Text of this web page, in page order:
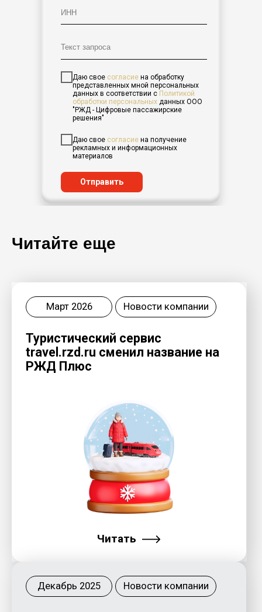
Даю свое согласие на обработку
представленных мной персональных
данных в соответствии с Политикой
обработки персональных данных ООО
"РЖД - Цифровые пассажирские
решения"
Даю свое согласие на получение
рекламных и информационных
материалов
Отправить
Читайте еще
Читать
Туристический сервис
travel.rzd.ru сменил название на
РЖД Плюс
Новости компании
Март 2026
Зимний туризм 2025: куда и как
россияне отправляются
Новости компании
Декабрь 2025
«ТревелТех Индекс